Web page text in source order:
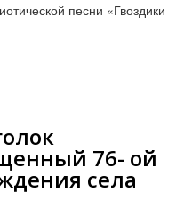
песни «Гвоздики
76- ой
села